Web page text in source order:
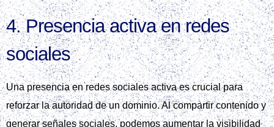
4. Presencia activa en redes
sociales
Una presencia en redes sociales activa es crucial para
reforzar la autoridad de un dominio. Al compartir contenido y
generar señales sociales, podemos aumentar la visibilidad